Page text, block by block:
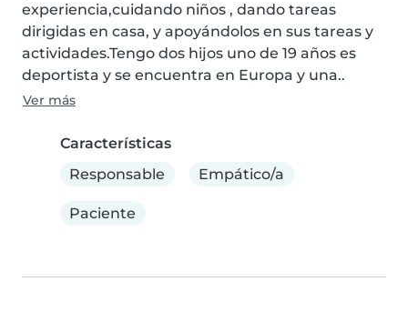
experiencia,cuidando niños , dando tareas
dirigidas en casa, y apoyándolos en sus tareas y
actividades.Tengo dos hijos uno de 19 años es
deportista y se encuentra en Europa y una..
Ver más
Características
Responsable
Empático/a
Paciente